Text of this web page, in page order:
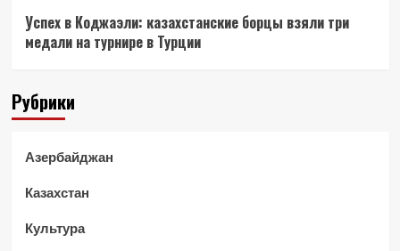
Успех в Коджаэли: казахстанские борцы взяли три
медали на турнире в Турции
Рубрики
Азербайджан
Казахстан
Культура